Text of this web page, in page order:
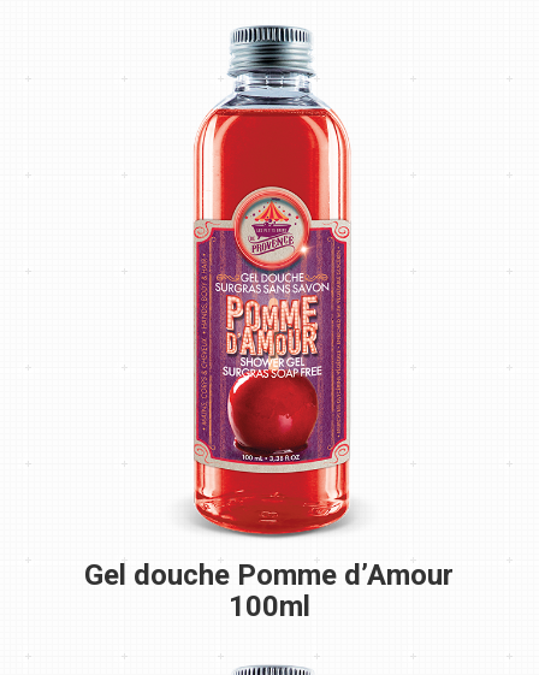
Gel douche Pomme d’Amour
100ml